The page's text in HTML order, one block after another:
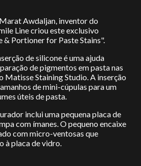
Awdaljan, inventor do
Line criou este exclusivo
Portioner for Paste Stains".
de silicone é uma ajuda
de pigmentos em pasta nas
Matisse Staining Studio. A inserção
de mini-cúpulas para um
úteis de pasta.
inclui uma pequena placa de
com ímanes. O pequeno encaixe
com micro-ventosas que
à placa de vidro.